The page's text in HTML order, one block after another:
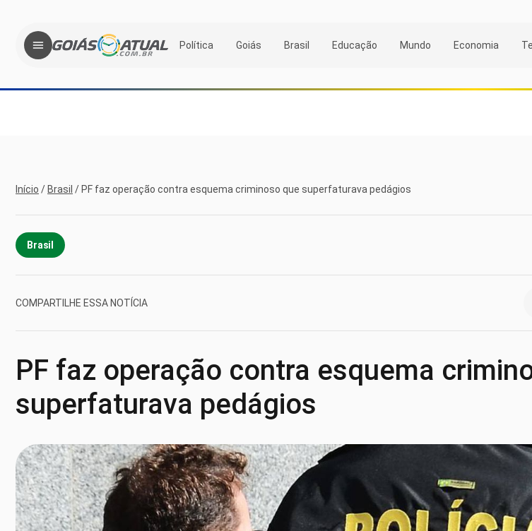
Política Goiás Brasil Educação Mundo Economia
Início / Brasil / PF faz operação contra esquema criminoso que superfaturava pedágios
Brasil
COMPARTILHE ESSA NOTÍCIA
PF faz operação contra esquema
superfaturava pedágios